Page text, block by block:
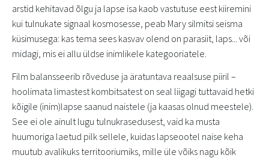
arstid kehitavad õlgu ja lapse isa kaob vastutuse eest kiiremini
kui tulnukate signaal kosmosesse, peab Mary silmitsi seisma
küsimusega: kas tema sees kasvav olend on parasiit, laps... või
midagi, mis ei allu üldse inimlikele kategooriatele.
Film balansseerib rõveduse ja äratuntava reaalsuse piiril –
hoolimata limastest kombitsatest on seal liigagi tuttavaid hetki
kõigile (inim)lapse saanud naistele (ja kaasas olnud meestele).
See ei ole ainult lugu tulnukrasedusest, vaid ka musta
huumoriga laetud pilk sellele, kuidas lapseootel naise keha
muutub avalikuks territooriumiks, mille üle võiks nagu kõik